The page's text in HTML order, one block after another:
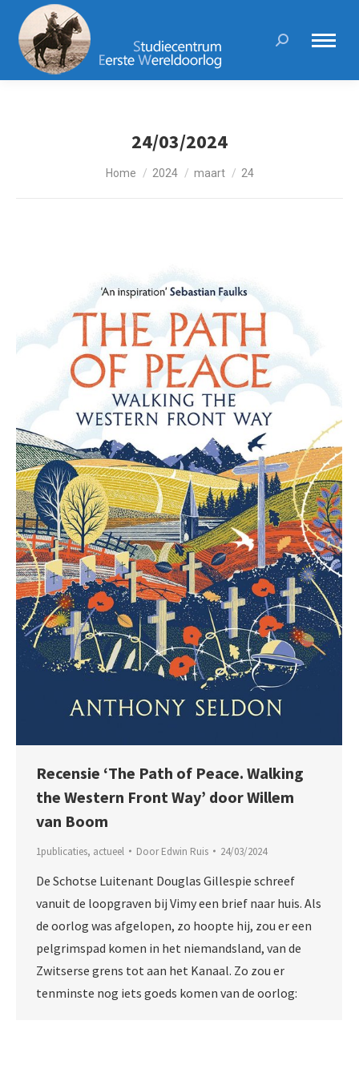
Search:
24/03/2024
Je bent hier:
Home 2024 maart 24
Recensie ‘The Path of Peace. Walking
the Western Front Way’ door Willem
van Boom
1publicaties, actueel DoorEdwin Ruis 24/03/2024
De Schotse Luitenant Douglas Gillespie schreef
vanuit de loopgraven bij Vimy een brief naar huis. Als
de oorlog was afgelopen, zo hoopte hij, zou er een
pelgrimspad komen in het niemandsland, van de
Zwitserse grens tot aan het Kanaal. Zo zou er
tenminste nog iets goeds komen van de oorlog: